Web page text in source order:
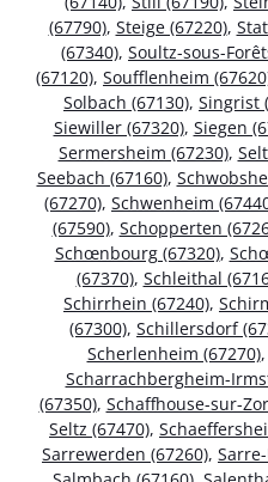
(67790), Steige (67220),
(67340), Soultz-sous-
(67120), Soufflenheim
Solbach (67130), Singrist
Siewiller (67320), Siegen
Sermersheim (67230),
Seebach (67160),
(67270), Schwenheim
(67590), Schopperten
Schœnbourg (67320),
(67370), Schleithal
Schirrhein (67240),
(67300), Schillersdorf
Scherlenheim (67270),
Scharrachbergheim-
(67350), Schaffhouse-sur-
Seltz (67470),
Sarrewerden (67260),